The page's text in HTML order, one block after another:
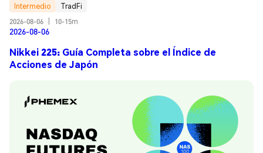
Intermedio
TradFi
2026-08-06
10-15m
2026-08-06
Nikkei 225: Guía Completa sobre el Índice de
Acciones de Japón